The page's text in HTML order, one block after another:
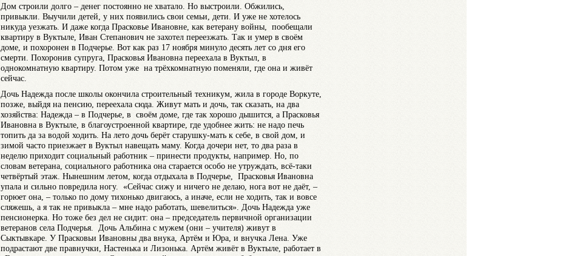
Дом строили долго – денег постоянно не хватало. Но выстроили. Обжились,
привыкли. Выучили детей, у них появились свои семьи, дети. И уже не хотелось
никуда уезжать. И даже когда Прасковье Ивановне, как ветерану войны, пообещали
квартиру в Вуктыле, Иван Степанович не захотел переезжать. Так и умер в своём
доме, и похоронен в Подчерье. Вот как раз 17 ноября минуло десять лет со дня его
смерти. Похоронив супруга, Прасковья Ивановна переехала в Вуктыл, в
однокомнатную квартиру. Потом уже на трёхкомнатную поменяли, где она и живёт
сейчас.
Дочь Надежда после школы окончила строительный техникум, жила в городе Воркуте,
позже, выйдя на пенсию, переехала сюда. Живут мать и дочь, так сказать, на два
хозяйства: Надежда – в Подчерье, в своём доме, где так хорошо дышится, а Прасковья
Ивановна в Вуктыле, в благоустроенной квартире, где удобнее жить: не надо печь
топить да за водой ходить. На лето дочь берёт старушку-мать к себе, в свой дом, и
зимой часто приезжает в Вуктыл навещать маму. Когда дочери нет, то два раза в
неделю приходит социальный работник – принести продукты, например. Но, по
словам ветерана, социального работника она старается особо не утруждать, всё-таки
четвёртый этаж. Нынешним летом, когда отдыхала в Подчерье, Прасковья Ивановна
упала и сильно повредила ногу. «Сейчас сижу и ничего не делаю, нога вот не даёт, –
горюет она, – только по дому тихонько двигаюсь, а иначе, если не ходить, так и вовсе
сляжешь, а я так не привыкла – мне надо работать, шевелиться». Дочь Надежда уже
пенсионерка. Но тоже без дел не сидит: она – председатель первичной организации
ветеранов села Подчерья. Дочь Альбина с мужем (они – учителя) живут в
Сыктывкаре. У Прасковьи Ивановны два внука, Артём и Юра, и внучка Лена. Уже
подрастают две правнучки, Настенька и Лизонька. Артём живёт в Вуктыле, работает в